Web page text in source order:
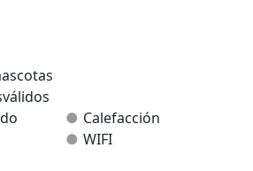
equipada para una
Calefacción
WIFI